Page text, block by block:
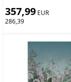
357,99 EUR
286,39